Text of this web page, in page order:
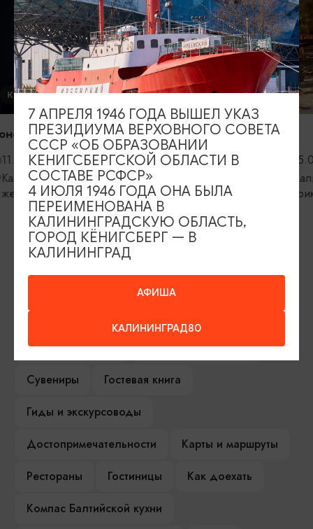
ВЫСТАВКИ
Прикосновение
06.08.2026 - 05.09.2026
Калининград, Калининградский
областной историко-художественный
музей
Серебряное ожерелье
Туры и экскурсии
Афиша мероприятий
Сувениры
Гостевая книга
Гиды и экскурсоводы
Достопримечательности
Карты и маршруты
Рестораны
Гостиницы
Как доехать
Компас Балтийской кухни
АФИША
КАЛИНИНГРАД80
7 АПРЕЛЯ 1946 ГОДА ВЫШЕЛ УКАЗ
ПРЕЗИДИУМА ВЕРХОВНОГО СОВЕТА
СССР «ОБ ОБРАЗОВАНИИ
КЕНИГСБЕРГСКОЙ ОБЛАСТИ В
СОСТАВЕ РСФСР»
4 ИЮЛЯ 1946 ГОДА ОНА БЫЛА
ПЕРЕИМЕНОВАНА В
КАЛИНИНГРАДСКУЮ ОБЛАСТЬ,
ГОРОД КЁНИГСБЕРГ — В
КАЛИНИНГРАД